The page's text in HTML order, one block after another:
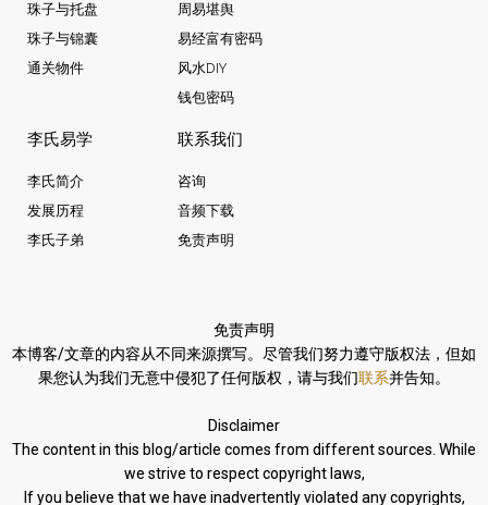
珠子与托盘
珠子与锦囊
通关物件
周易堪舆
易经富有密码
风水DIY
钱包密码
李氏易学
李氏简介
发展历程
李氏子弟
联系我们
咨询
音频下载
免责声明
免责声明
本博客/文章的内容从不同来源撰写。 尽管我们努力遵守版权法， 但如
果您认为我们无意中侵犯了任何版权，请与我们联系并告知。
Disclaimer
The content in this blog/article comes from different sources. While
we strive to respect copyright laws,
If you believe that we have inadvertently violated any copyrights,